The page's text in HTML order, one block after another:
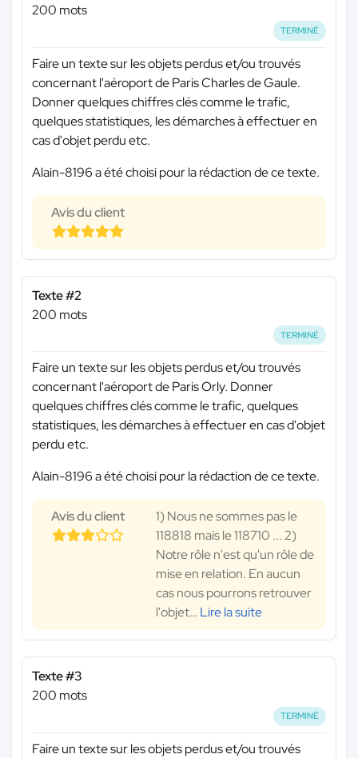
200 mots
TERMINÉ
Faire un texte sur les objets perdus et/ou trouvés
concernant l'aéroport de Paris Charles de Gaule.
Donner quelques chiffres clés comme le trafic,
quelques statistiques, les démarches à effectuer en
cas d'objet perdu etc.
Alain-8196 a été choisi pour la rédaction de ce texte.
Avis du client
Texte #2
200 mots
TERMINÉ
Faire un texte sur les objets perdus et/ou trouvés
concernant l'aéroport de Paris Orly. Donner
quelques chiffres clés comme le trafic, quelques
statistiques, les démarches à effectuer en cas d'objet
perdu etc.
Alain-8196 a été choisi pour la rédaction de ce texte.
Avis du client
1) Nous ne sommes pas le
118818 mais le 118710 ... 2)
Notre rôle n'est qu'un rôle de
mise en relation. En aucun
cas nous pourrons retrouver
l'objet… Lire la suite
Texte #3
200 mots
TERMINÉ
Faire un texte sur les objets perdus et/ou trouvés